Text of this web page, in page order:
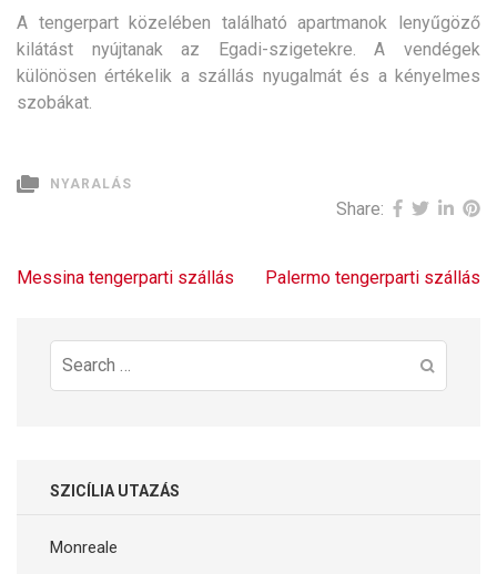
A tengerpart közelében található apartmanok lenyűgöző
kilátást nyújtanak az Egadi-szigetekre. A vendégek
különösen értékelik a szállás nyugalmát és a kényelmes
szobákat.
NYARALÁS
Share:
Bejegyzés
Messina tengerparti szállás Palermo tengerparti szállás
Search
for:
SZICÍLIA UTAZÁS
Monreale